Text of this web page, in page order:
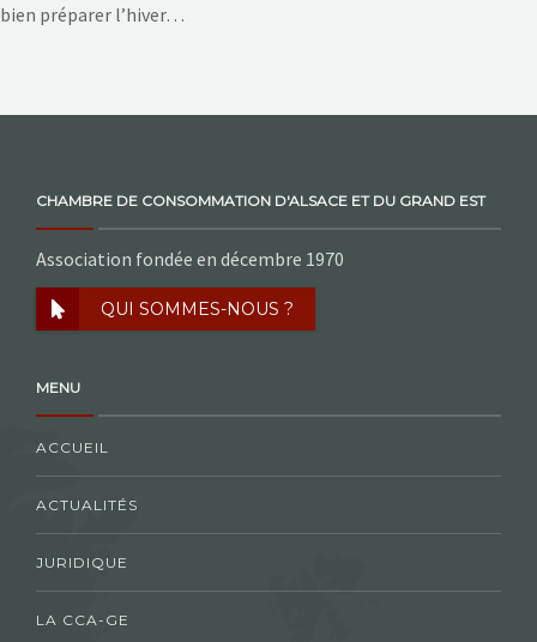
bien préparer l’hiver…
CHAMBRE DE CONSOMMATION D'ALSACE ET DU GRAND EST
Association fondée en décembre 1970
QUI SOMMES-NOUS ?
MENU
ACCUEIL
ACTUALITÉS
JURIDIQUE
LA CCA-GE